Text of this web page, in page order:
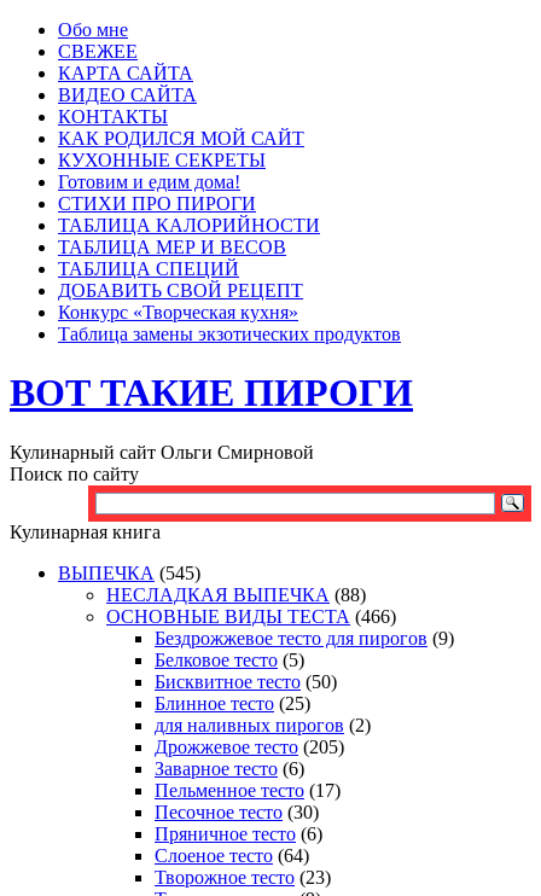
Обо мне
СВЕЖЕЕ
КАРТА САЙТА
ВИДЕО САЙТА
КОНТАКТЫ
КАК РОДИЛСЯ МОЙ САЙТ
КУХОННЫЕ СЕКРЕТЫ
Готовим и едим дома!
СТИХИ ПРО ПИРОГИ
ТАБЛИЦА КАЛОРИЙНОСТИ
ТАБЛИЦА МЕР И ВЕСОВ
ТАБЛИЦА СПЕЦИЙ
ДОБАВИТЬ СВОЙ РЕЦЕПТ
Конкурс «Творческая кухня»
Таблица замены экзотических продуктов
ВОТ ТАКИЕ ПИРОГИ
Кулинарный сайт Ольги Смирновой
Поиск по сайту
Кулинарная книга
ВЫПЕЧКА (545)
НЕСЛАДКАЯ ВЫПЕЧКА (88)
ОСНОВНЫЕ ВИДЫ ТЕСТА (466)
Бездрожжевое тесто для пирогов (9)
Белковое тесто (5)
Бисквитное тесто (50)
Блинное тесто (25)
для наливных пирогов (2)
Дрожжевое тесто (205)
Заварное тесто (6)
Пельменное тесто (17)
Песочное тесто (30)
Пряничное тесто (6)
Слоеное тесто (64)
Творожное тесто (23)